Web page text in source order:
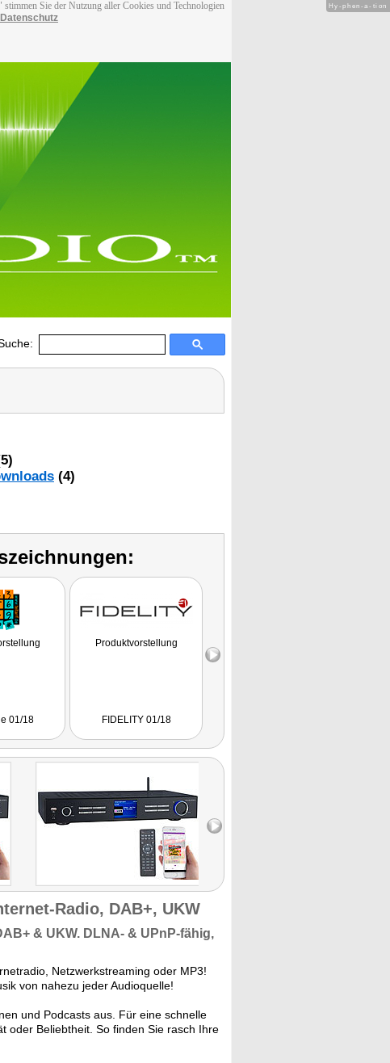
Sie der Nutzung aller Cookies und Technologien
Datenschutz
(4)
01/18
Produktvorstellung
FIDELITY 01/18
Radio, DAB+, UKW
& UKW. DLNA- & UPnP-fähig,
Netzwerkstreaming oder MP3!
von nahezu jeder Audioquelle!
und Podcasts aus. Für eine schnelle
oder Beliebtheit. So finden Sie rasch Ihre
Hy-phen-a-tion